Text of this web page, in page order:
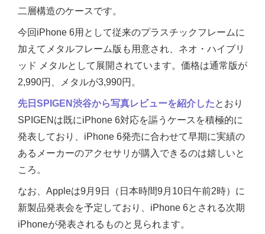
二層構造のケースです。
今回iPhone 6用として従来のプラスチックフレームに
加えてメタルフレーム版も用意され、ネオ・ハイブリ
ッド メタルとして展開されています。価格は通常版が
2,990円、メタルが3,990円。
先日SPIGEN渋谷から写真レビューを紹介したとおり
SPIGENは既にiPhone 6対応を謳うケースを積極的に
発表しており、iPhone 6発売に合わせて早期に実績の
あるメーカーのアクセサリが購入できるのは嬉しいと
ころ。
なお、Appleは9月9日（日本時間9月10日午前2時）に
新製品発表会を予定しており、iPhone 6とされる次期
iPhoneが発表されるものと見られます。